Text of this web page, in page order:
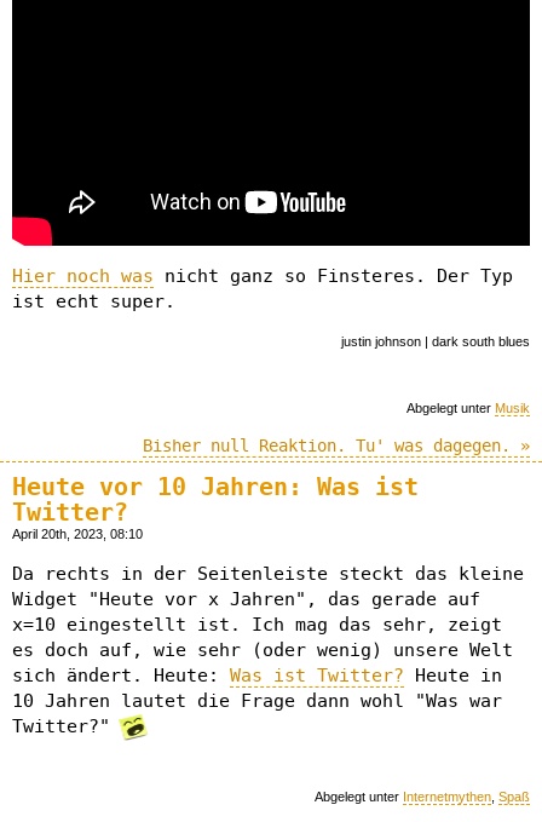
Hier noch was nicht ganz so Finsteres. Der Typ
ist echt super.
justin johnson | dark south blues
Abgelegt unter Musik
Bisher null Reaktion. Tu' was dagegen. »
Heute vor 10 Jahren: Was ist
Twitter?
April 20th, 2023, 08:10
Da rechts in der Seitenleiste steckt das kleine
Widget "Heute vor x Jahren", das gerade auf
x=10 eingestellt ist. Ich mag das sehr, zeigt
es doch auf, wie sehr (oder wenig) unsere Welt
sich ändert. Heute: Was ist Twitter? Heute in
10 Jahren lautet die Frage dann wohl "Was war
Twitter?"
Abgelegt unter Internetmythen Spaß